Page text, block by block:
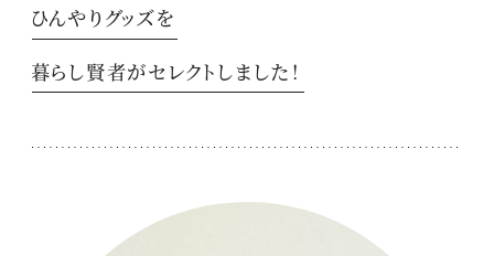
ひんやりグッズを
暮らし賢者がセレクトしました！